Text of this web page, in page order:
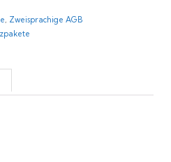
, Zweisprachige AGB